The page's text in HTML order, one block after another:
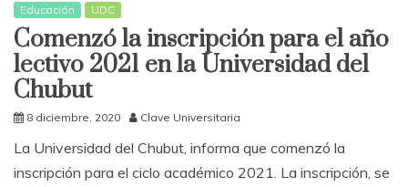
Educación UDC
Comenzó la inscripción para el año
lectivo 2021 en la Universidad del
Chubut
8 diciembre, 2020 Clave Universitaria
La Universidad del Chubut, informa que comenzó la
inscripción para el ciclo académico 2021. La inscripción, se